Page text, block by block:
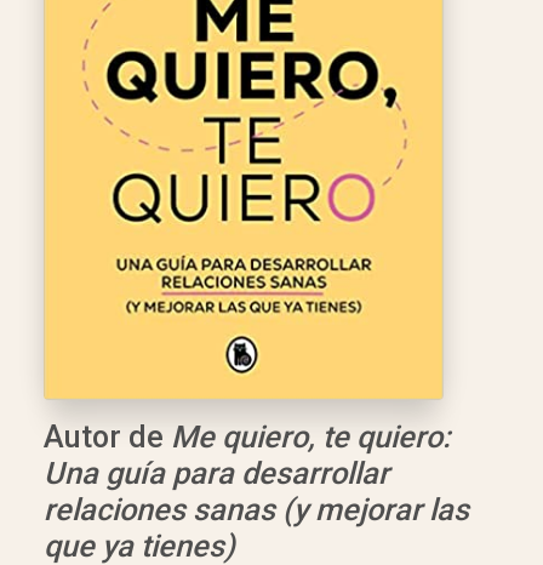
Autor de Me quiero, te quiero:
Una guía para desarrollar
relaciones sanas (y mejorar las
que ya tienes)